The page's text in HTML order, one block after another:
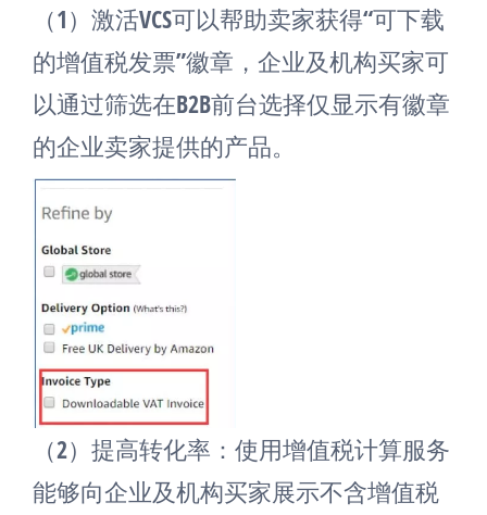
（1）激活VCS可以帮助卖家获得“可下载
的增值税发票”徽章，企业及机构买家可
以通过筛选在B2B前台选择仅显示有徽章
的企业卖家提供的产品。
（2）提高转化率：使用增值税计算服务
能够向企业及机构买家展示不含增值税